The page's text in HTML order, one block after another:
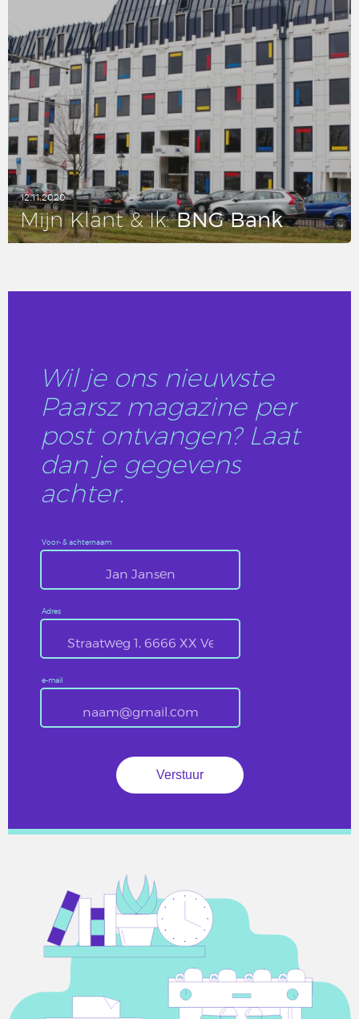
12.11.2020
Mijn Klant & Ik:BNG Bank
Wil je ons nieuwste
Paarsz magazine per
post ontvangen? Laat
dan je gegevens
achter.
Voor- & achternaam
Adres
e-mail